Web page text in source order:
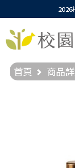
首頁 商品